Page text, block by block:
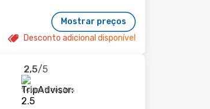
Mostrar preços
Desconto adicional disponível
2,5/5
1 classificações